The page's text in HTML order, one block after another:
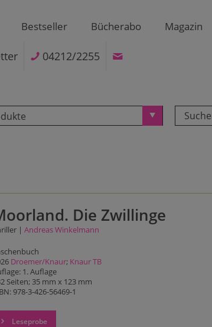
Bestseller Bücherabo Magazin
04212/2255
Die Zwillinge
| Andreas Winkelmann
Droemer/Knaur; Knaur TB
1. Auflage
Seiten; 35 mm x 123 mm
978-3-426-56469-1
Leseprobe